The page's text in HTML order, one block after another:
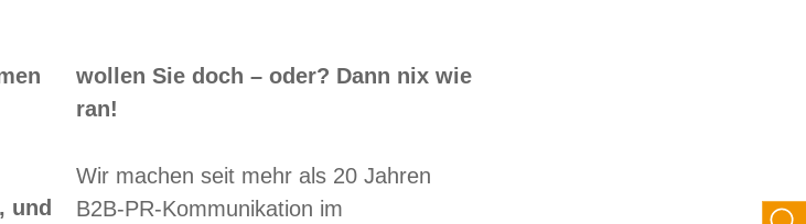
und
wie
ran!
Wir machen seit mehr als 20 Jahren
B2B-PR-Kommunikation im